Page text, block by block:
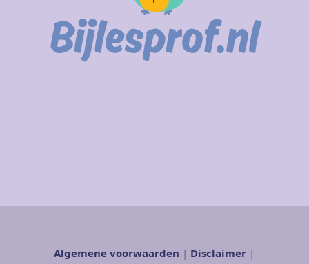
Algemene voorwaarden | Disclaimer |